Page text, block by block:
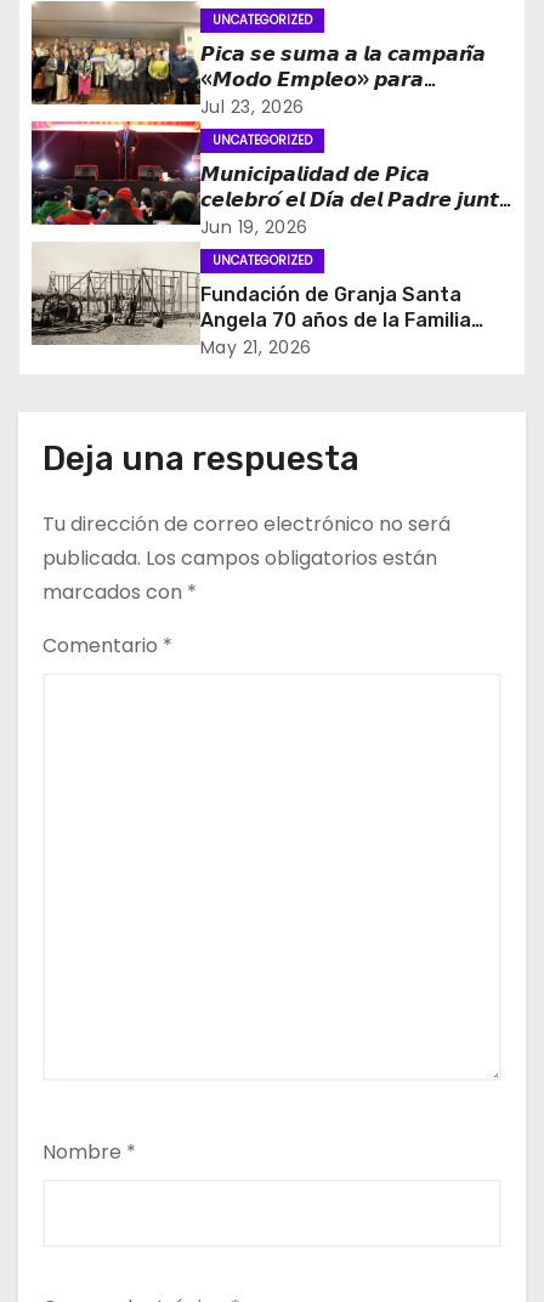
ó
n
d
e
e
n
t
d
a
s
UNCATEGORIZED
𝙋𝙞𝙘𝙖 𝙨𝙚 𝙨𝙪𝙢𝙖 𝙖 𝙡𝙖 𝙘𝙖𝙢𝙥𝙖𝙣̃𝙖
«𝙈𝙤𝙙𝙤 𝙀𝙢𝙥𝙡𝙚𝙤» 𝙥𝙖𝙧𝙖
𝙛𝙤𝙧𝙩𝙖𝙡𝙚𝙘𝙚𝙧 𝙡𝙖 𝙜𝙚𝙣𝙚𝙧𝙖𝙘𝙞𝙤́𝙣 𝙙𝙚
𝙤𝙥𝙤𝙧𝙩𝙪𝙣𝙞𝙙𝙖𝙙𝙚𝙨 𝙡𝙖𝙗𝙤𝙧𝙖𝙡𝙚𝙨 𝙚𝙣
𝙏𝙖𝙧𝙖𝙥𝙖𝙘𝙖́
Jul 23, 2026
UNCATEGORIZED
𝙈𝙪𝙣𝙞𝙘𝙞𝙥𝙖𝙡𝙞𝙙𝙖𝙙 𝙙𝙚 𝙋𝙞𝙘𝙖
𝙘𝙚𝙡𝙚𝙗𝙧𝙤́ 𝙚𝙡 𝘿𝙞́𝙖 𝙙𝙚𝙡 𝙋𝙖𝙙𝙧𝙚 𝙟𝙪𝙣𝙩𝙤
𝙖 𝙘𝙞𝙚𝙣𝙩𝙤𝙨 𝙙𝙚 𝙫𝙚𝙘𝙞𝙣𝙤𝙨
Jun 19, 2026
UNCATEGORIZED
Fundación de Granja Santa
Angela 70 años de la Familia
Napoli en el Oasis de Pica
May 21, 2026
Deja una respuesta
Tu dirección de correo electrónico no será
publicada. Los campos obligatorios están
marcados con *
Comentario *
Nombre *